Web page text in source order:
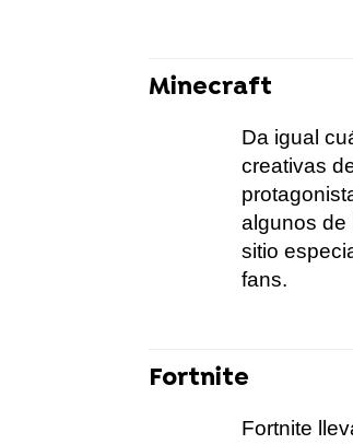
Minecraft
Da igual
creativas
algunos de
sitio
fans.
Fortnite
Fortnite